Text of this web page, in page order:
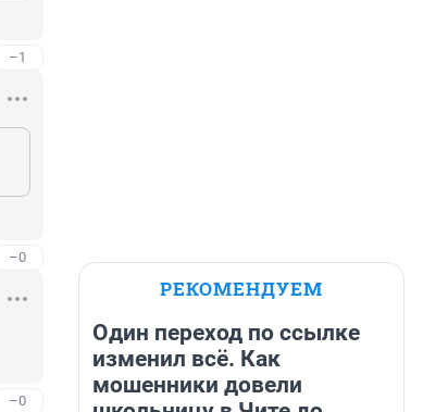
–1
–0
–0
РЕКОМЕНДУЕМ
Один переход по ссылке
изменил всё. Как
мошенники довели